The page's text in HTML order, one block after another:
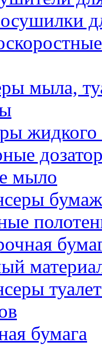
мыла,
мыло
бумага